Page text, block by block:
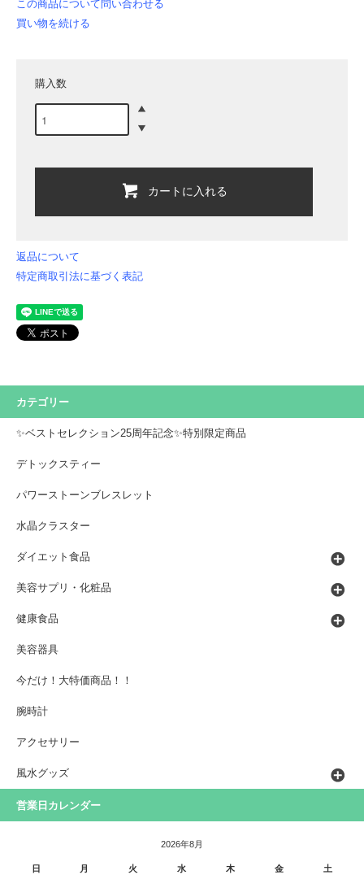
この商品について問い合わせる
買い物を続ける
購入数
カートに入れる
返品について
特定商取引法に基づく表記
カテゴリー
✨ベストセレクション25周年記念✨特別限定商品
デトックスティー
パワーストーンブレスレット
水晶クラスター
ダイエット食品
美容サプリ・化粧品
健康食品
美容器具
今だけ！大特価商品！！
腕時計
アクセサリー
風水グッズ
営業日カレンダー
2026年8月
日 月 火 水 木 金 土